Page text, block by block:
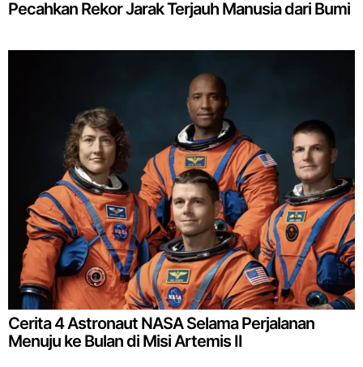
Pecahkan Rekor Jarak Terjauh Manusia dari Bumi
Cerita 4 Astronaut NASA Selama Perjalanan
Menuju ke Bulan di Misi Artemis II